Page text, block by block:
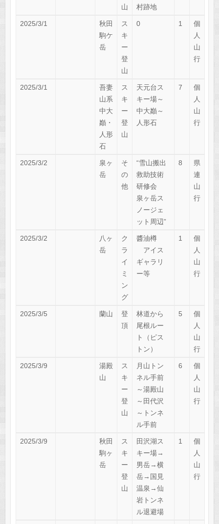
山
村跡地
2025/3/1
秋田
駒ケ
岳
ス
キ
ー
登
山
0 1
個
人
山
行
2025/3/1
吾妻
山系
中大
巓・
人形
石
ス
キ
ー
登
山
天元台ス
キー場～
中大巓～
人形石
7
個
人
山
行
2025/3/2
泉ヶ
岳
そ
の
他
“雪山搬出
救助技術
研修会
泉ヶ岳ス
ノージェ
ット周辺”
8
県
連
山
行
2025/3/2
八ヶ
岳
ク
ラ
イ
ミ
ン
グ
醬油樽
アイス
ギャラリ
ー等
1
個
人
山
行
2025/3/5 蘭山
登
頂
林道から
尾根ルー
ト（ピス
トン）
5
個
人
山
行
2025/3/9
湯殿
山
ス
キ
ー
登
山
月山トン
ネル手前
～湯殿山
～田代沢
～トンネ
ル手前
6
個
人
山
行
2025/3/9
秋田
駒ヶ
岳
ス
キ
ー
登
山
田沢湖ス
キー場→
男岳→横
岳→国見
温泉→仙
岩トンネ
ル退避場
1
個
人
山
行